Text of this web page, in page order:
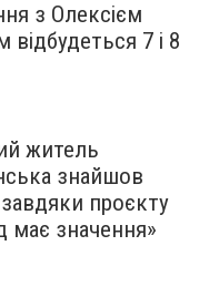
з Олексієм
7 і 8
житель
знайшов
проєкту
має значення»